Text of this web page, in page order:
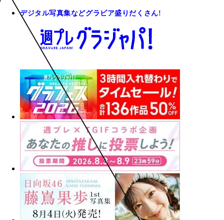
デジタル写真集などグラビア盛りだくさん!